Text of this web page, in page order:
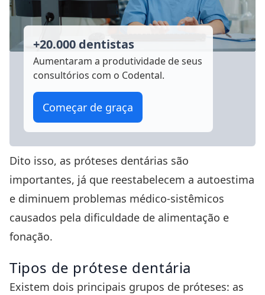
+20.000 dentistas
Aumentaram a produtividade de seus
consultórios com o Codental.
Começar de graça
Dito isso, as próteses dentárias são
importantes, já que reestabelecem a autoestima
e diminuem problemas médico-sistêmicos
causados pela dificuldade de alimentação e
fonação.
Tipos de prótese dentária
Existem dois principais grupos de próteses: as